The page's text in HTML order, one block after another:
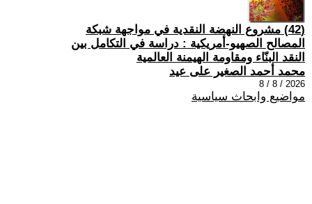
(42) مشروع النهضة النقدية في مواجهة شبكة
المصالح الصهيو-أمريكية : دراسة في التكامل بين
النقد البنّاء ومقاومة الهيمنة العالمية
محمد أحمد الصغير على عيد
2026 / 8 / 8
مواضيع وابحاث سياسية